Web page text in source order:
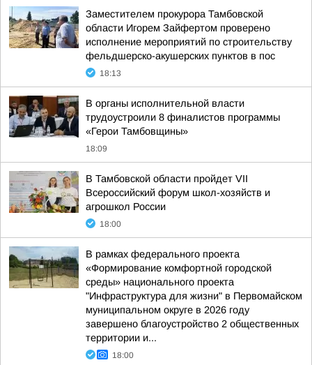
Заместителем прокурора Тамбовской
области Игорем Зайфертом проверено
исполнение мероприятий по строительству
фельдшерско-акушерских пунктов в пос
18:13
В органы исполнительной власти
трудоустроили 8 финалистов программы
«Герои Тамбовщины»
18:09
В Тамбовской области пройдет VII
Всероссийский форум школ-хозяйств и
агрошкол России
18:00
В рамках федерального проекта
«Формирование комфортной городской
среды» национального проекта
"Инфраструктура для жизни" в Первомайском
муниципальном округе в 2026 году
завершено благоустройство 2 общественных
территории и...
18:00